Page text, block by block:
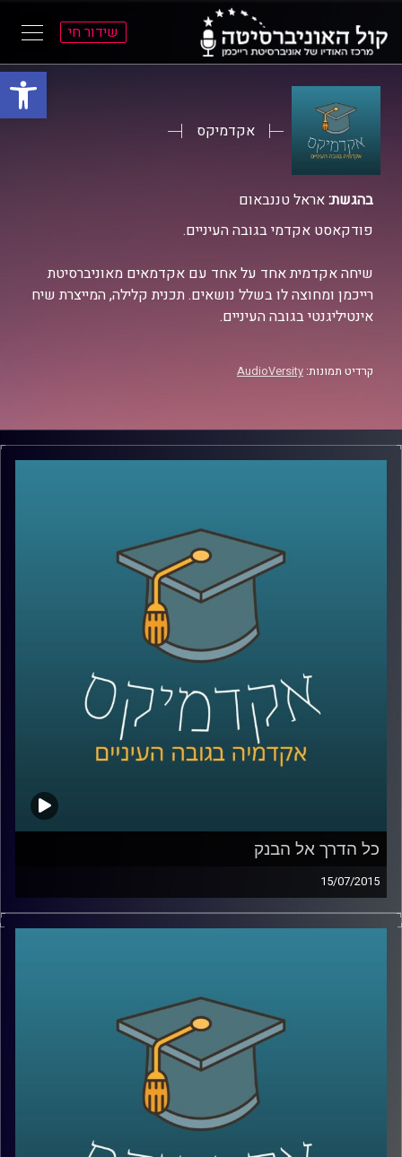
פתח
שידור חי
אקדמיקס
בהגשת:אראל טננבאום
פודקאסט אקדמי בגובה העיניים.
שיחה אקדמית אחד על אחד עם אקדמאים מאוניברסיטת
רייכמן ומחוצה לו בשלל נושאים. תכנית קלילה, המייצרת שיח
אינטיליגנטי בגובה העיניים.
קרדיט תמונות: AudioVersity
כל הדרך אל הבנק
15/07/2015
נדין בודו טרכטנברג, המשנה לנגידת בנק
עומדים לרשותו? נדין מסבירה על הקשר בין
משברים כלכליים לבין הפעילות של הבנקים
המרכזיים, ומנסה לתאר את התמונה הבעייתית
והמורכבת בכל הנוגע לסוגיות העוני העולמי.
אישה מעוררת השראה ובעלת השפעה
מתיישבת לשעה באולפן.